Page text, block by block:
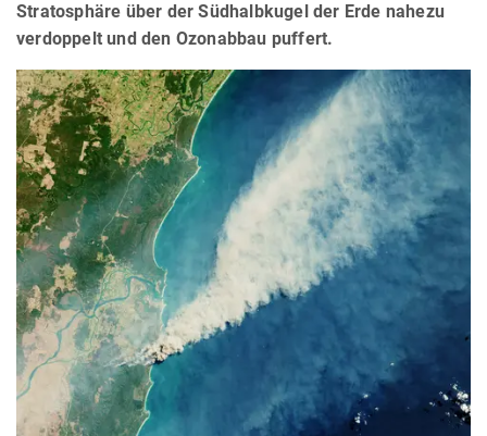
Stratosphäre über der Südhalbkugel der Erde nahezu
verdoppelt und den Ozonabbau puffert.